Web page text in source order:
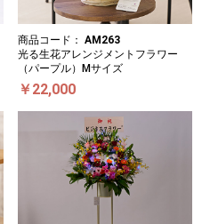
商品コード： AM263
光る生花アレンジメントフラワー
（パープル）Mサイズ
￥22,000